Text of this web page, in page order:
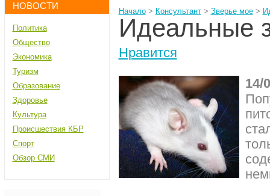
НОВОСТИ
Политика
Общество
Экономика
Туризм
Образование
Здоровье
Культура
Происшествия КБР
Спорт
Обзор СМИ
Начало> Консультант> Зверье мое>
Идеальные
Нравится
14/